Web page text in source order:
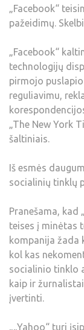
„Facebook“
pažeidimų.
„Facebook“
technologijų
pirmojo
reguliavimu,
„The New York
šaltiniais.
Iš esmės
socialinių tinklų
Pranešama, kad
teises į minėtas
kompanija žada
kol kas
socialinio tinklo
kaip ir
įvertinti.
„„Yahoo“ turi